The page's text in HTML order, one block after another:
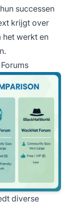
successen
krijgt over
het werkt en
diverse